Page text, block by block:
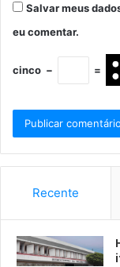
Salvar meus
eu comentar.
cinco − =
Recente